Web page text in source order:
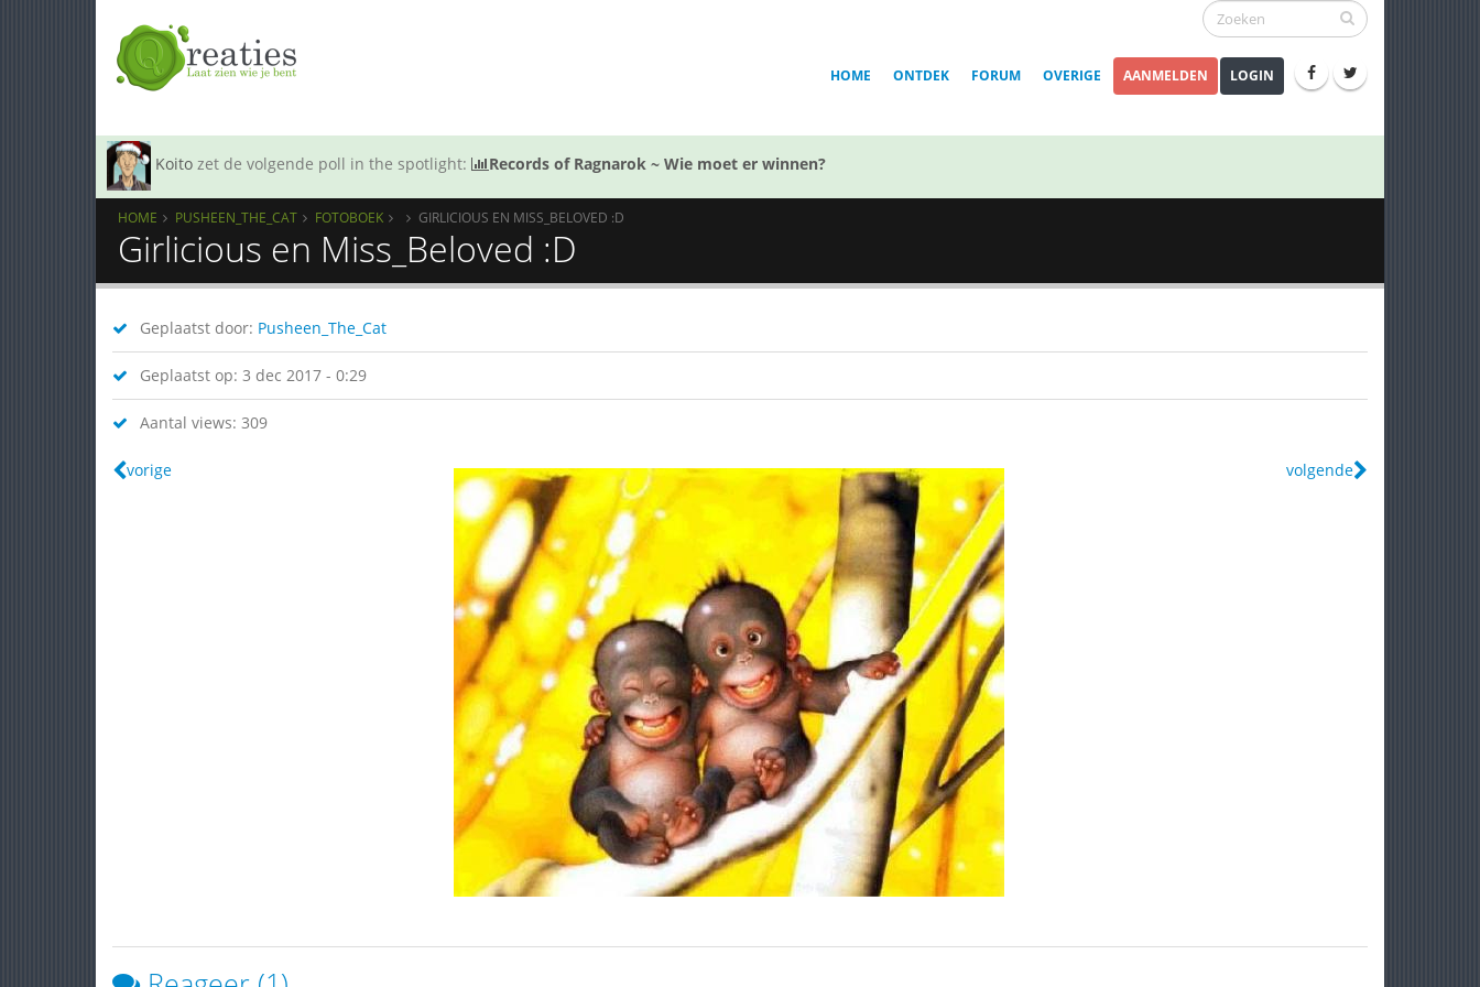
HOME ONTDEK FORUM OVERIGE AANMELDEN LOGIN
Koito zet de volgende poll in the spotlight: Records of Ragnarok ~ Wie moet er winnen?
HOME PUSHEEN_THE_CAT FOTOBOEK GIRLICIOUS EN MISS_BELOVED :D
Girlicious en Miss_Beloved :D
Geplaatst door: Pusheen_The_Cat
Geplaatst op: 3 dec 2017 - 0:29
Aantal views: 309
vorige volgende